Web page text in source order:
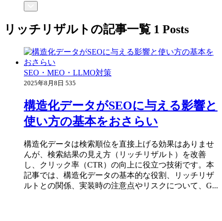
リッチリザルト の記事一覧 1 Posts
SEO・MEO・LLMO対策
2025年8月8日 535
構造化データがSEOに与える影響と
使い方の基本をおさらい
構造化データは検索順位を直接上げる効果はありませ
んが、検索結果の見え方（リッチリザルト）を改善
し、クリック率（CTR）の向上に役立つ技術です。本
記事では、構造化データの基本的な役割、リッチリザ
ルトとの関係、実装時の注意点やリスクについて、G...